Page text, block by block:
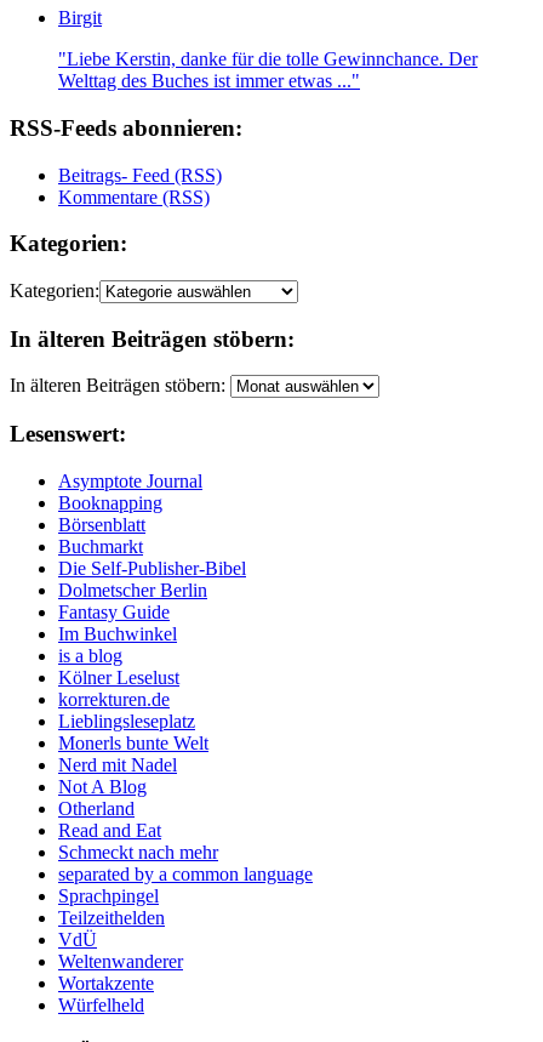
Birgit
"Liebe Kerstin, danke für die tolle Gewinnchance. Der
Welttag des Buches ist immer etwas ..."
RSS-Feeds abonnieren:
Beitrags- Feed (RSS)
Kommentare (RSS)
Kategorien:
Kategorien:
In älteren Beiträgen stöbern:
In älteren Beiträgen stöbern:
Lesenswert:
Asymptote Journal
Booknapping
Börsenblatt
Buchmarkt
Die Self-Publisher-Bibel
Dolmetscher Berlin
Fantasy Guide
Im Buchwinkel
is a blog
Kölner Leselust
korrekturen.de
Lieblingsleseplatz
Monerls bunte Welt
Nerd mit Nadel
Not A Blog
Otherland
Read and Eat
Schmeckt nach mehr
separated by a common language
Sprachpingel
Teilzeithelden
VdÜ
Weltenwanderer
Wortakzente
Würfelheld